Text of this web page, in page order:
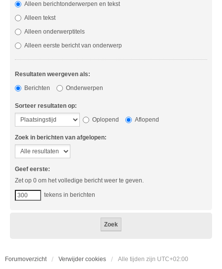
Alleen berichtonderwerpen en tekst
Alleen tekst
Alleen onderwerptitels
Alleen eerste bericht van onderwerp
Resultaten weergeven als:
Berichten
Onderwerpen
Sorteer resultaten op:
Oplopend
Aflopend
Zoek in berichten van afgelopen:
Geef eerste:
Zet op 0 om het volledige bericht weer te geven.
tekens in berichten
Forumoverzicht Verwijder cookies Alle tijden zijn UTC+02:00